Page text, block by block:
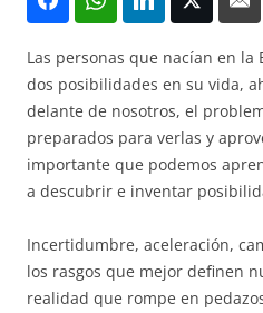
Las personas que nacían en
dos posibilidades en su vida,
delante de nosotros, el
preparados para verlas y
importante que podemos
a descubrir e inventar
Incertidumbre, aceleración,
los rasgos que mejor definen
realidad que rompe en